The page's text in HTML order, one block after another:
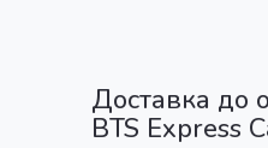
Доставка до
BTS Express